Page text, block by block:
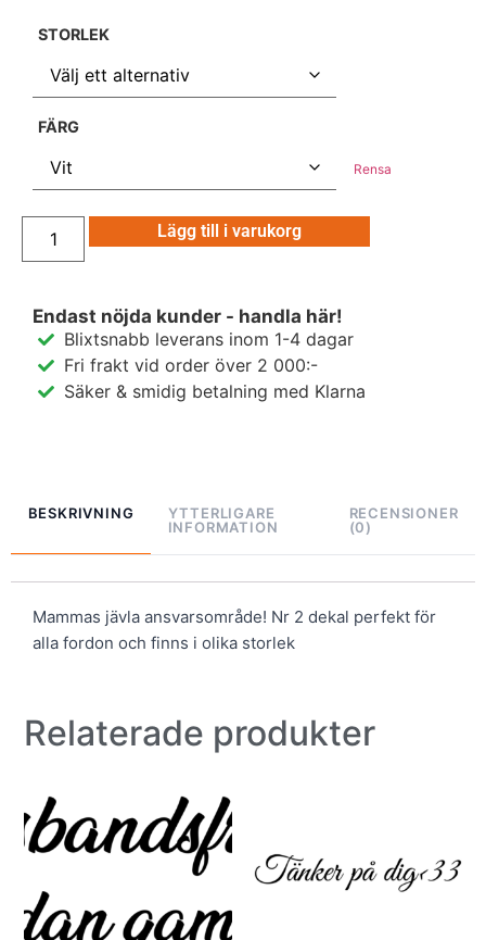
STORLEK
FÄRG
Rensa
Lägg till i varukorg
Endast nöjda kunder - handla här!
Blixtsnabb leverans inom 1-4 dagar
Fri frakt vid order över 2 000:-
Säker & smidig betalning med Klarna
BESKRIVNING
YTTERLIGARE
INFORMATION
RECENSIONER
(0)
Mammas jävla ansvarsområde! Nr 2 dekal perfekt för
alla fordon och finns i olika storlek
Relaterade produkter